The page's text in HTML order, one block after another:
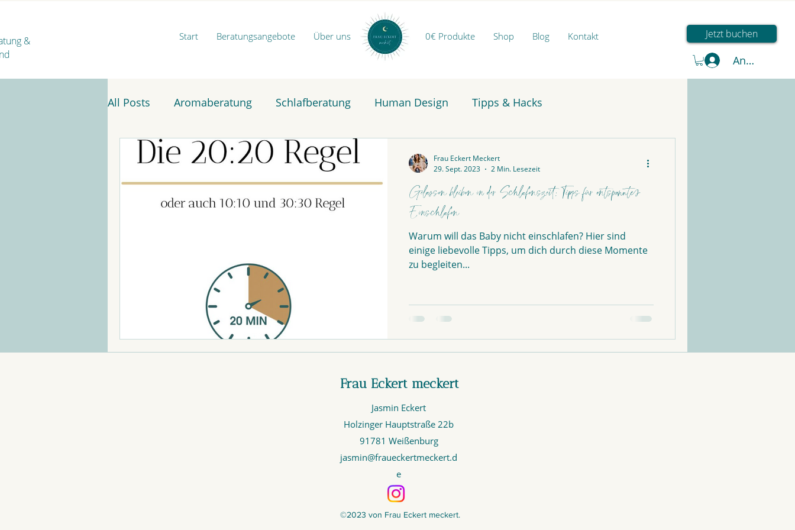
&
Start Beratungsangebote Über uns 0€ Produkte Shop Blog Kontakt Jetzt buchen
Anmelden
All Posts Aromaberatung Schlafberatung Human Design Tipps & Hacks
Gelassen bleiben in der Schlafenszeit: Tipps für entspanntes
Einschlafen
Warum will das Baby nicht einschlafen? Hier sind
einige liebevolle Tipps, um dich durch diese Momente
zu begleiten...
Frau Eckert Meckert
29. Sept. 2023
2 Min. Lesezeit
Frau Eckert meckert
Jasmin Eckert
Holzinger Hauptstraße 22b
91781 Weißenburg
jasmin@fraueckertmeckert.d
e
©2023 von Frau Eckert meckert.